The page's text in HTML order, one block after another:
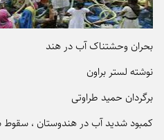
بحران وحشتناک آب در هند
نوشته لستر براون
برگردان حمید طراوتی
کمبود شدید آب در هندوستان ، سقوط